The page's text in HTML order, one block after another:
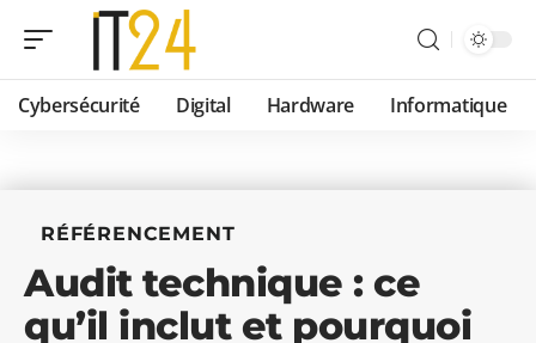
Cybersécurité Digital Hardware Informatique
RÉFÉRENCEMENT
Audit technique : ce
qu’il inclut et pourquoi